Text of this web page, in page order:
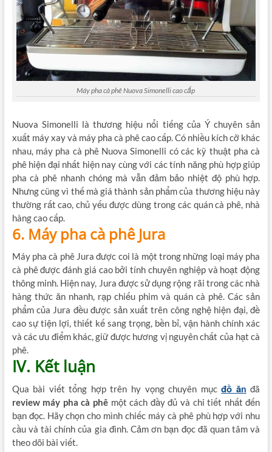
Máy pha cà phê Nuova Simonelli cao cấp
Nuova Simonelli là thương hiệu nổi tiếng của Ý chuyên sản
xuất máy xay và máy pha cà phê cao cấp. Có nhiều kích cỡ khác
nhau, máy pha cà phê Nuova Simonelli có các kỹ thuật pha cà
phê hiện đại nhất hiện nay cùng với các tính năng phù hợp giúp
pha cà phê nhanh chóng mà vẫn đảm bảo nhiệt độ phù hợp.
Nhưng cũng vì thế mà giá thành sản phẩm của thương hiệu này
thường rất cao, chủ yếu được dùng trong các quán cà phê, nhà
hàng cao cấp.
6. Máy pha cà phê Jura
Máy pha cà phê Jura được coi là một trong những loại máy pha
cà phê được đánh giá cao bởi tính chuyên nghiệp và hoạt động
thông minh. Hiện nay, Jura được sử dụng rộng rãi trong các nhà
hàng thức ăn nhanh, rạp chiếu phim và quán cà phê. Các sản
phẩm của Jura đều được sản xuất trên công nghệ hiện đại, đề
cao sự tiện lợi, thiết kế sang trọng, bền bỉ, vận hành chính xác
và các ưu điểm khác, giữ được hương vị nguyên chất của hạt cà
phê.
IV. Kết luận
Qua bài viết tổng hợp trên hy vọng chuyên mụcđồ ăn đã
review máy pha cà phê một cách đầy đủ và chi tiết nhất đến
bạn đọc. Hãy chọn cho mình chiếc máy cà phê phù hợp với nhu
cầu và tài chính của gia đình. Cảm ơn bạn đọc đã quan tâm và
theo dõi bài viết.